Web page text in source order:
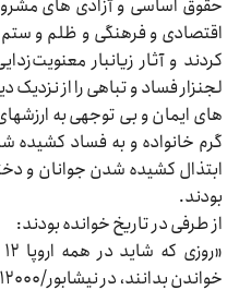
حقوق اساسی و آزادی‌‌‌ های
اقتصادی و فرهنگی و ظلم و
کردند و آثار زیانبار
لجنزار فساد و تباهی را از نزدیک
های ایمان و بی‌‌‌ توجهی به
گرم خانواده و به فساد کشیده
ابتذال کشیده شدن جوانان و
بودند.
از طرفی در تاریخ خوانده بودند: